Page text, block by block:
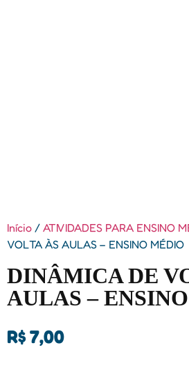
Início / ATIVIDADES PARA ENSINO
VOLTA ÀS AULAS – ENSINO MÉDIO
DINÂMICA DE
AULAS –
R$7,00